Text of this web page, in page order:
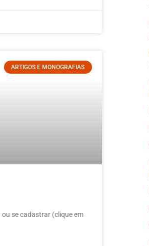
ARTIGOS E MONOGRAFIAS
se cadastrar (clique em